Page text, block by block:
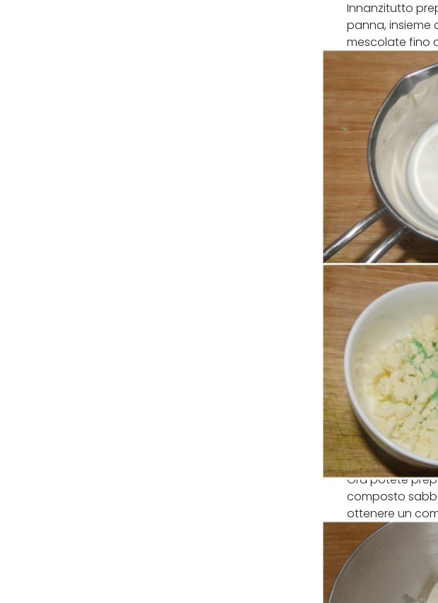
Innanzitutto
panna, insieme
mescolate fino
frigorifero
Ora potete
composto
ottenere un
frigo per almeno